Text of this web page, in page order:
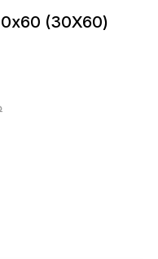
(30X60)